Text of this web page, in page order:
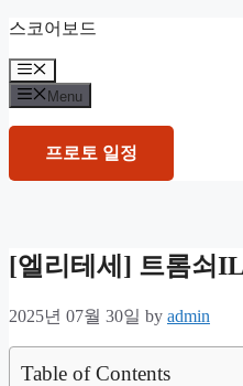
Skip
content
스코어보드
Menu
Menu
프로토 일정
[엘리테세] 트롬쇠
2025년 07월 30일 by admin
Table of Contents